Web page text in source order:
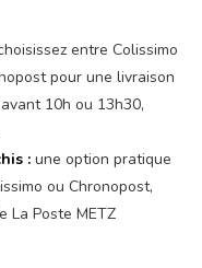
entre Colissimo
pour une livraison
10h ou 13h30,
: une option pratique
ou Chronopost,
La Poste METZ